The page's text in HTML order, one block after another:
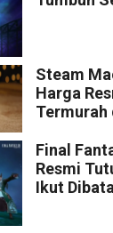
Steam
Harga
Termurah
Final
Resmi
Ikut